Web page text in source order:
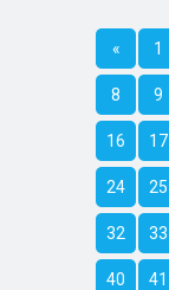
« 1
8 9
16 17
24 25
32 33
40 41